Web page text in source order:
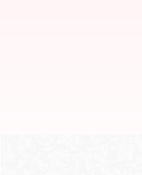
తెలంగాణలో